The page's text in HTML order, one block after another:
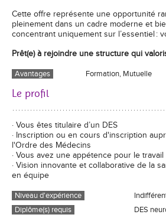
Cette offre représente une opportunité
pleinement dans un cadre moderne et
concentrant uniquement sur l’essentiel :
Prêt(e) à rejoindre une structure qui
Avantages Formation, Mutuelle
Le profil
· Vous êtes titulaire d’un DES
· Inscription ou en cours d'inscription
l'Ordre des Médecins
· Vous avez une appétence pour le
· Vision innovante et collaborative de la
en équipe
Niveau d'expérience
Diplôme(s) requis
DES